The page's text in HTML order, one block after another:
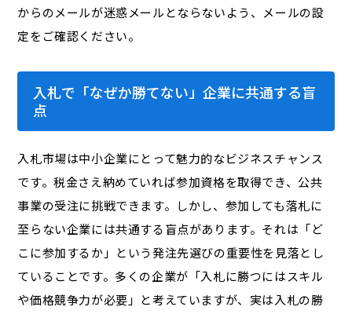
からのメールが迷惑メールとならないよう、メールの設
定をご確認ください。
入札で「なぜか勝てない」企業に共通する盲
点
入札市場は中小企業にとって魅力的なビジネスチャンス
です。税金さえ納めていれば参加資格を取得でき、公共
事業の受注に挑戦できます。しかし、参加しても落札に
至らない企業には共通する盲点があります。それは「ど
こに参加するか」という発注先選びの重要性を見落とし
ていることです。多くの企業が「入札に勝つにはスキル
や価格競争力が必要」と考えていますが、実は入札の勝